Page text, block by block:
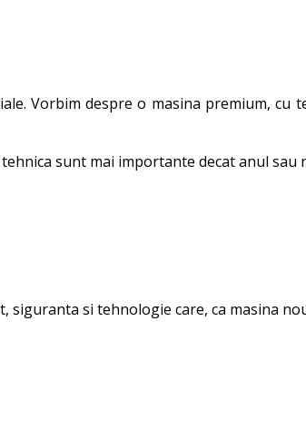
Vorbim despre o masina premium,
sunt mai importante decat anul sau
siguranta si tehnologie care, ca masina